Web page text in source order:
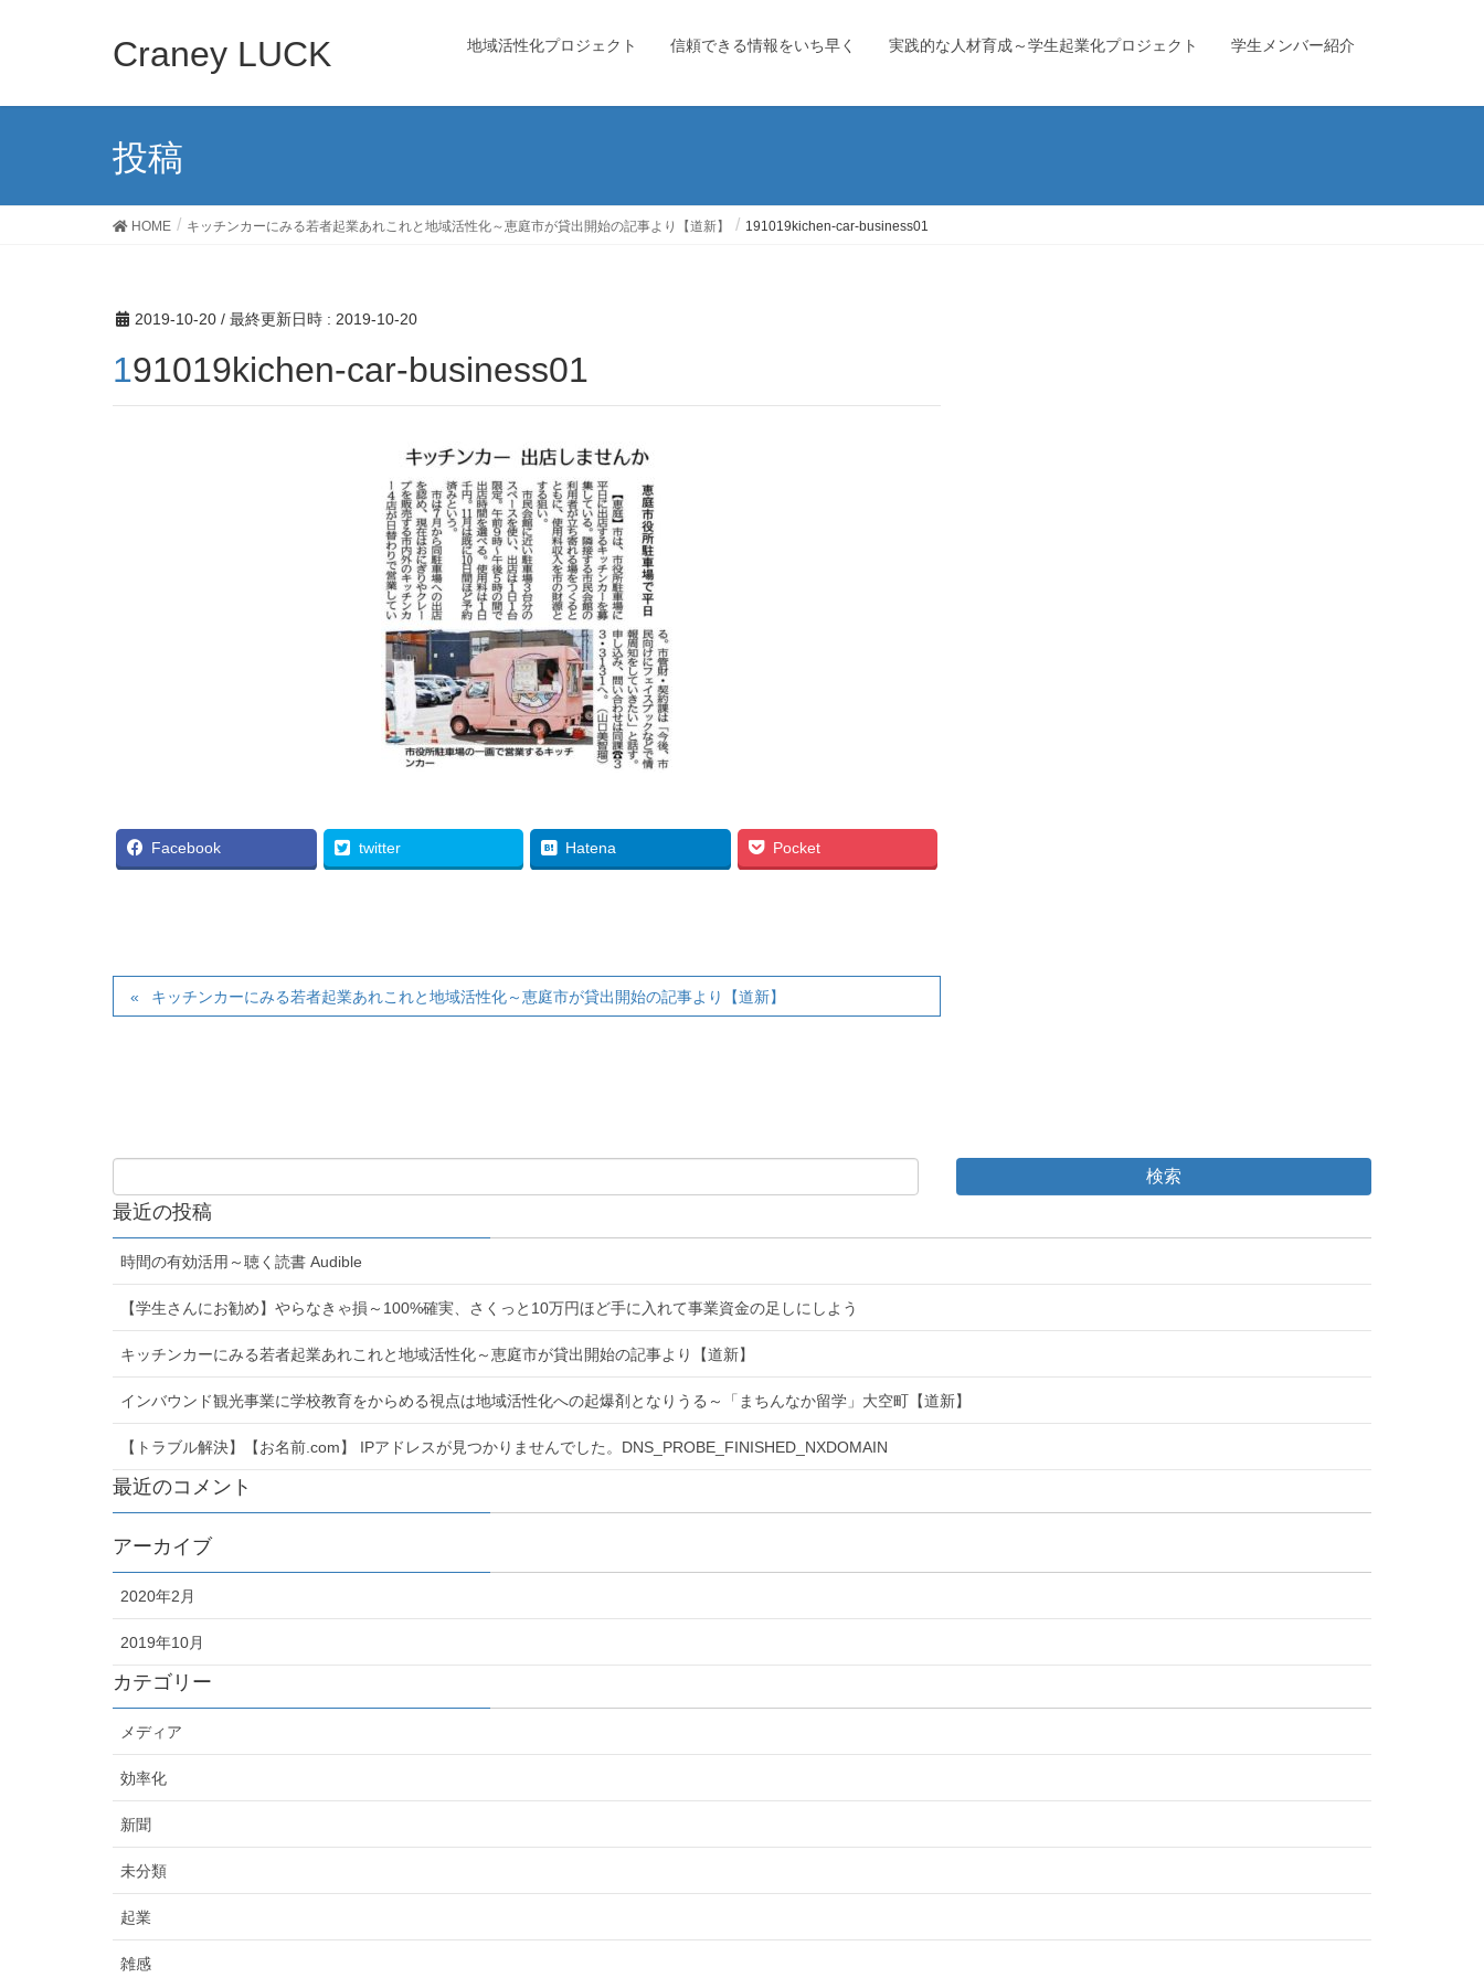
Craney LUCK 地域活性化プロジェクト 信頼できる情報をいち早く 実践的な人材育成～学生起業化プロジェクト 学生メンバー紹介
投稿
HOME キッチンカーにみる若者起業あれこれと地域活性化～恵庭市が貸出開始の記事より【道新】 191019kichen-car-business01
2019-10-20 / 最終更新日時 : 2019-10-20
191019kichen-car-business01
Facebook twitter Hatena Pocket
キッチンカーにみる若者起業あれこれと地域活性化～恵庭市が貸出開始の記事より【道新】
最近の投稿
時間の有効活用～聴く読書 Audible
【学生さんにお勧め】やらなきゃ損～100%確実、さくっと10万円ほど手に入れて事業資金の足しにしよう
キッチンカーにみる若者起業あれこれと地域活性化～恵庭市が貸出開始の記事より【道新】
インバウンド観光事業に学校教育をからめる視点は地域活性化への起爆剤となりうる～「まちんなか留学」大空町【道新】
【トラブル解決】【お名前.com】 IPアドレスが見つかりませんでした。DNS_PROBE_FINISHED_NXDOMAIN
最近のコメント
アーカイブ
2020年2月
2019年10月
カテゴリー
メディア
効率化
新聞
未分類
起業
雑感